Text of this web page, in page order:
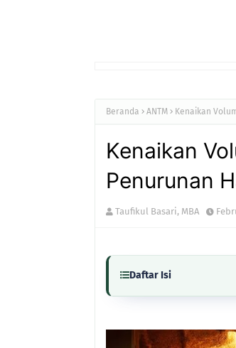
Beranda ANTM Kenaikan
Kenaikan
Penurunan
Taufikul Basari, MBA
Daftar Isi